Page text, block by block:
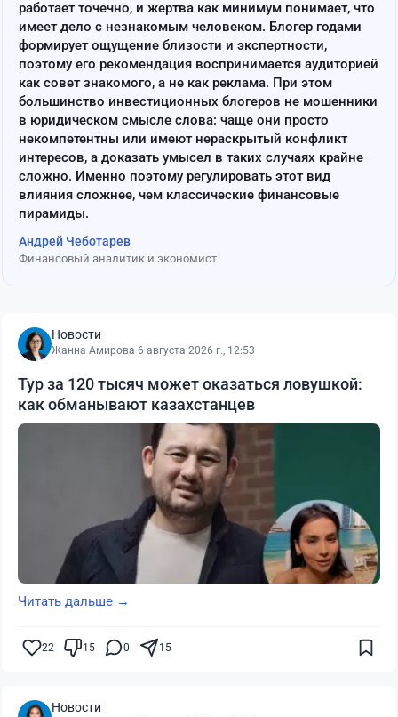
работает точечно, и жертва как минимум понимает, что
имеет дело с незнакомым человеком. Блогер годами
формирует ощущение близости и экспертности,
поэтому его рекомендация воспринимается аудиторией
как совет знакомого, а не как реклама. При этом
большинство инвестиционных блогеров не мошенники
в юридическом смысле слова: чаще они просто
некомпетентны или имеют нераскрытый конфликт
интересов, а доказать умысел в таких случаях крайне
сложно. Именно поэтому регулировать этот вид
влияния сложнее, чем классические финансовые
пирамиды.
Андрей Чеботарев
Финансовый аналитик и экономист
Новости
Жанна Амирова·6 августа 2026 г., 12:53
Тур за 120 тысяч может оказаться ловушкой:
как обманывают казахстанцев
Читать дальше →
22 15 0 15
Новости